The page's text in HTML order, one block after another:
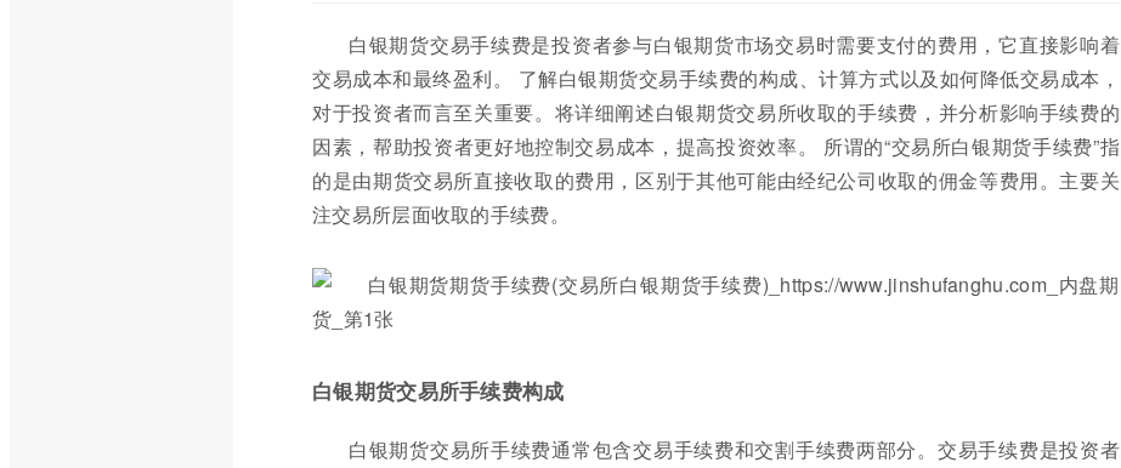
白银期货交易手续费是投资者参与白银期货市场交易时需要支付的费用，它直接影响着
交易成本和最终盈利。 了解白银期货交易手续费的构成、计算方式以及如何降低交易成本，
对于投资者而言至关重要。将详细阐述白银期货交易所收取的手续费，并分析影响手续费的
因素，帮助投资者更好地控制交易成本，提高投资效率。 所谓的“交易所白银期货手续费”指
的是由期货交易所直接收取的费用，区别于其他可能由经纪公司收取的佣金等费用。主要关
注交易所层面收取的手续费。
白银期货交易所手续费构成
白银期货交易所手续费通常包含交易手续费和交割手续费两部分。交易手续费是投资者